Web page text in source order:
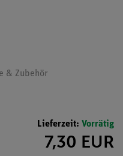
& Zubehör
Lieferzeit: Vorrätig
7,30 EUR